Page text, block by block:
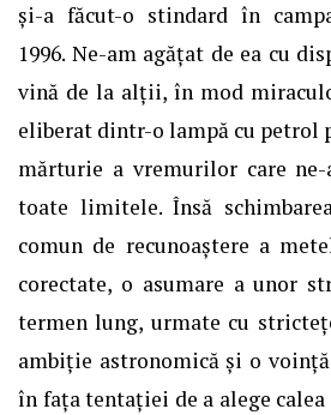
și-a făcut-o stindard în
1996. Ne-am agățat de ea cu
vină de la alții, în mod
eliberat dintr-o lampă cu petrol
mărturie a vremurilor care
toate limitele. Însă
comun de recunoaștere a
corectate, o asumare a unor
termen lung, urmate cu
ambiție astronomică și o
în fața tentației de a alege calea